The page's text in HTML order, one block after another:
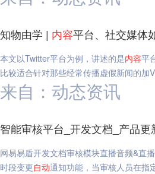
知物由学 | 内容平台、社交媒体
本文以Twitter平台为例，讲述的是内容平
比较适合针对那些经常传播虚假新闻的加
来自：动态资讯
智能审核平台_开发文档_产品
网易易盾开发文档审核模块直播音频&直
时段变更自动通知功能，当审核人员在指